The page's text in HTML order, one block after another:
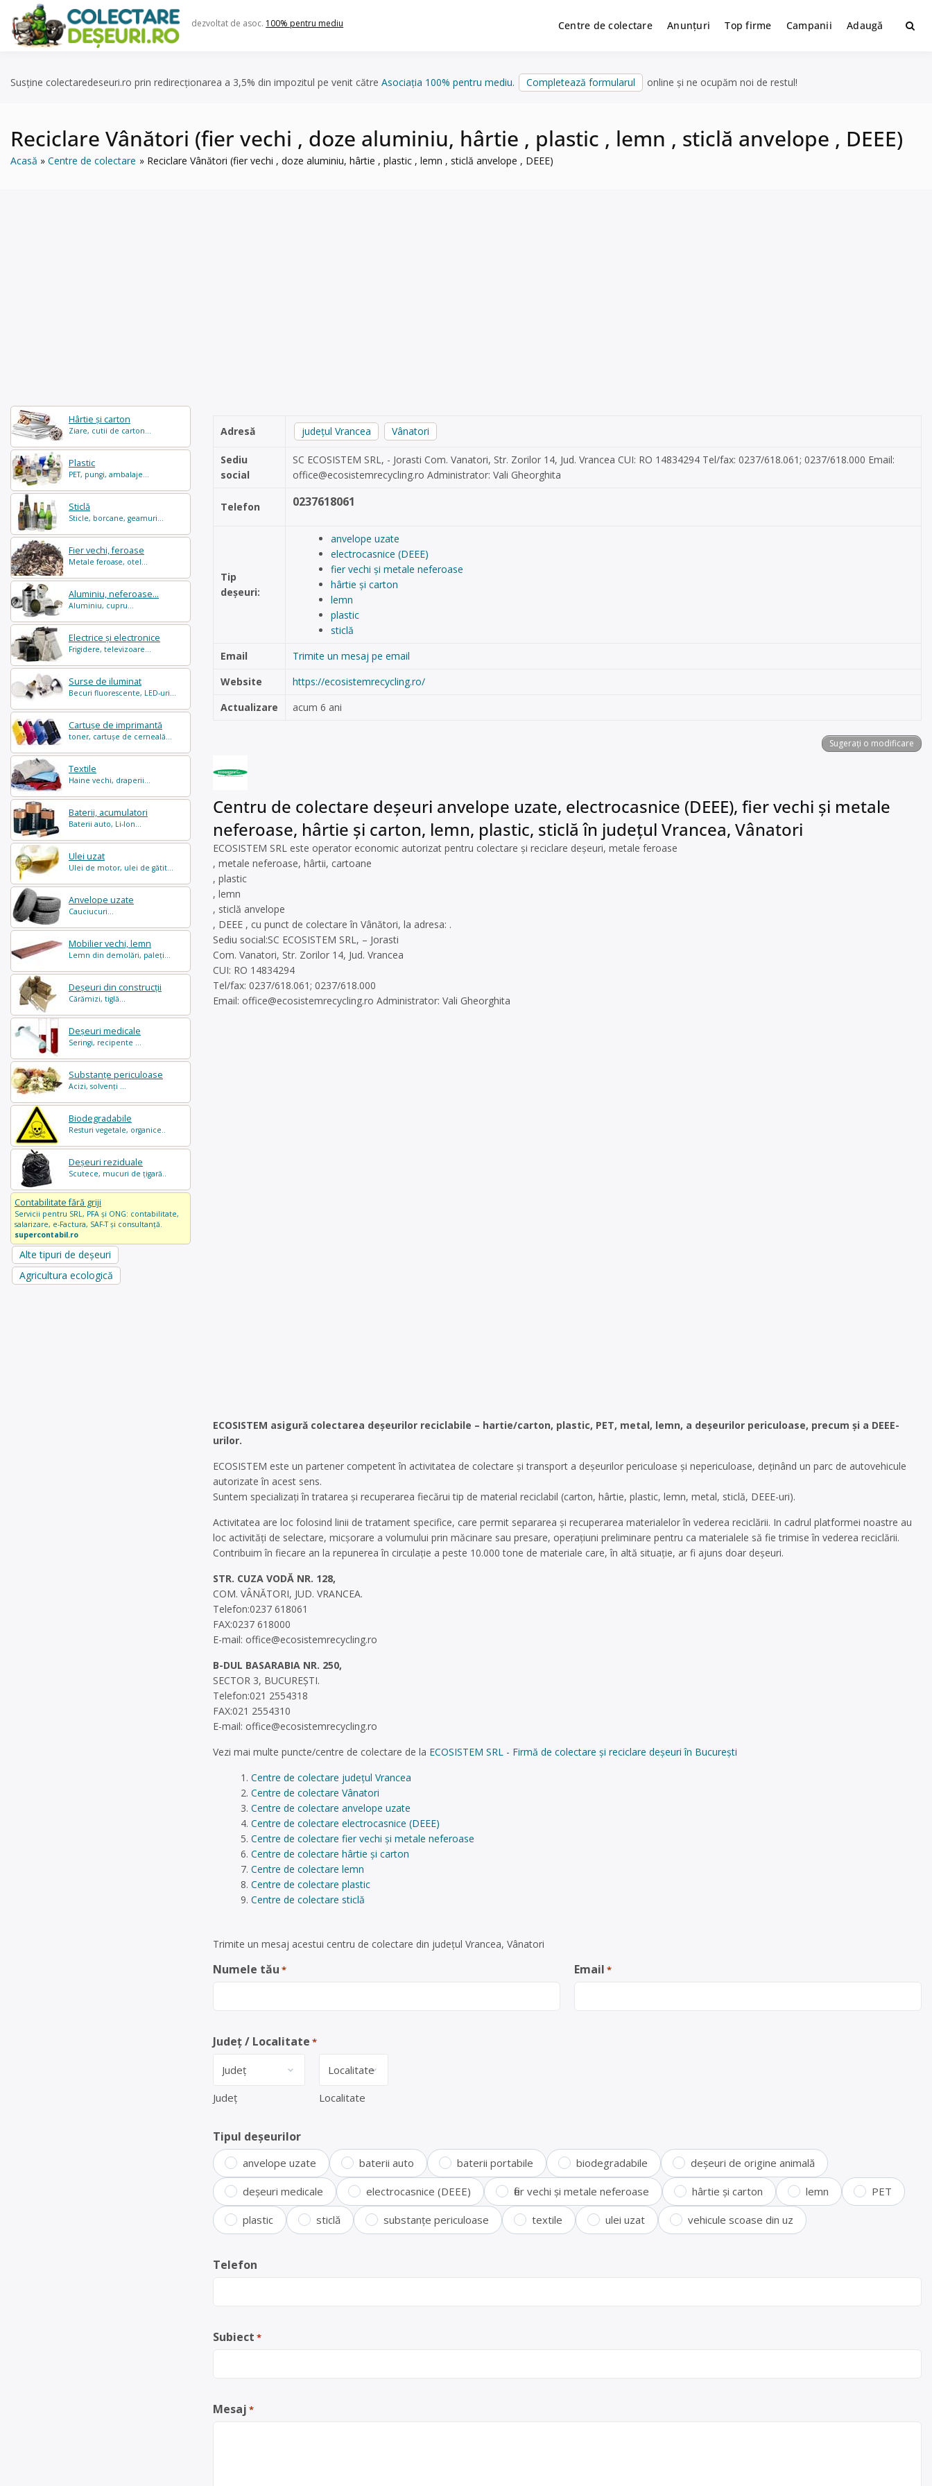
content
dezvoltat de asoc. 100% pentru mediu Centre de colectare Anunțuri Top firme Campanii Adaugă
Susține colectaredeseuri.ro prin redirecționarea a 3,5% din impozitul pe venit către Asociația 100% pentru mediu. Completează formularul online și ne ocupăm noi de restul!
Reciclare Vânători (fier vechi , doze aluminiu, hârtie , plastic , lemn , sticlă anvelope , DEEE)
Acasă Centre de colectare Reciclare Vânători (fier vechi , doze aluminiu, hârtie , plastic , lemn , sticlă anvelope , DEEE)
Hârtie și carton
Ziare, cutii de carton...
Plastic
PET, pungi, ambalaje...
Sticlă
Sticle, borcane, geamuri...
Fier vechi, feroase
Metale feroase, otel...
Aluminiu, neferoase...
Aluminiu, cupru...
Electrice și electronice
Frigidere, televizoare...
Surse de iluminat
Becuri fluorescente, LED-uri...
Cartușe de imprimantă
toner, cartușe de cerneală...
Textile
Haine vechi, draperii...
Baterii, acumulatori
Baterii auto, Li-Ion...
Ulei uzat
Ulei de motor, ulei de gătit...
Anvelope uzate
Cauciucuri...
Mobilier vechi, lemn
Lemn din demolări, paleți...
Deșeuri din construcții
Cărămizi, tiglă...
Deșeuri medicale
Seringi, recipente ...
Substanțe periculoase
Acizi, solvenți ...
Biodegradabile
Resturi vegetale, organice..
Deșeuri reziduale
Scutece, mucuri de țigară..
Contabilitate fără griji
Servicii pentru SRL, PFA și ONG: contabilitate,
salarizare, e-Factura, SAF-T și consultanță.
supercontabil.ro
Alte tipuri de deșeuri
Agricultura ecologică
Adresă județul Vrancea Vânatori
Sediu
social
SC ECOSISTEM SRL, - Jorasti Com. Vanatori, Str. Zorilor 14, Jud. Vrancea CUI: RO 14834294 Tel/fax: 0237/618.061; 0237/618.000 Email:
office@ecosistemrecycling.ro Administrator: Vali Gheorghita
Telefon 0237618061
Tip
deșeuri:
anvelope uzate
electrocasnice (DEEE)
fier vechi și metale neferoase
hârtie și carton
lemn
plastic
sticlă
Email
Trimite un mesaj pe email
Website
https://ecosistemrecycling.ro/
Actualizare
acum 6 ani
Sugerați o modificare
Centru de colectare deșeuri anvelope uzate, electrocasnice (DEEE), fier vechi și metale
neferoase, hârtie și carton, lemn, plastic, sticlă în județul Vrancea, Vânatori
ECOSISTEM SRL este operator economic autorizat pentru colectare și reciclare deșeuri, metale feroase
, metale neferoase, hârtii, cartoane
, plastic
, lemn
, sticlă anvelope
, DEEE , cu punct de colectare în Vânători, la adresa: .
Sediu social:SC ECOSISTEM SRL, – Jorasti
Com. Vanatori, Str. Zorilor 14, Jud. Vrancea
CUI: RO 14834294
Tel/fax: 0237/618.061; 0237/618.000
Email: office@ecosistemrecycling.ro Administrator: Vali Gheorghita
ECOSISTEM asigură colectarea deşeurilor reciclabile – hartie/carton, plastic, PET, metal, lemn, a deşeurilor periculoase, precum şi a DEEE-
urilor.
ECOSISTEM este un partener competent în activitatea de colectare și transport a deșeurilor periculoase și nepericuloase, deținând un parc de autovehicule
autorizate în acest sens.
Suntem specializați în tratarea și recuperarea fiecărui tip de material reciclabil (carton, hârtie, plastic, lemn, metal, sticlă, DEEE-uri).
Activitatea are loc folosind linii de tratament specifice, care permit separarea și recuperarea materialelor în vederea reciclării. In cadrul platformei noastre au
loc activități de selectare, micșorare a volumului prin măcinare sau presare, operațiuni preliminare pentru ca materialele să fie trimise în vederea reciclării.
Contribuim în fiecare an la repunerea în circulație a peste 10.000 tone de materiale care, în altă situație, ar fi ajuns doar deșeuri.
STR. CUZA VODĂ NR. 128,
COM. VÂNĂTORI, JUD. VRANCEA.
Telefon:0237 618061
FAX:0237 618000
E-mail: office@ecosistemrecycling.ro
B-DUL BASARABIA NR. 250,
SECTOR 3, BUCUREŞTI.
Telefon:021 2554318
FAX:021 2554310
E-mail: office@ecosistemrecycling.ro
Vezi mai multe puncte/centre de colectare de la ECOSISTEM SRL - Firmă de colectare și reciclare deșeuri în București
Centre de colectare județul Vrancea
Centre de colectare Vânatori
Centre de colectare anvelope uzate
Centre de colectare electrocasnice (DEEE)
Centre de colectare fier vechi și metale neferoase
Centre de colectare hârtie și carton
Centre de colectare lemn
Centre de colectare plastic
Centre de colectare sticlă
Trimite un mesaj acestui centru de colectare din județul Vrancea, Vânatori
Numele tău * Email *
Județ / Localitate *
Județ Localitate
Tipul deșeurilor
anvelope uzate baterii auto baterii portabile biodegradabile deșeuri de origine animală
deșeuri medicale electrocasnice (DEEE) fier vechi și metale neferoase hârtie și carton lemn PET
plastic sticlă substanțe periculoase textile ulei uzat vehicule scoase din uz
Telefon
Subiect *
Mesaj *